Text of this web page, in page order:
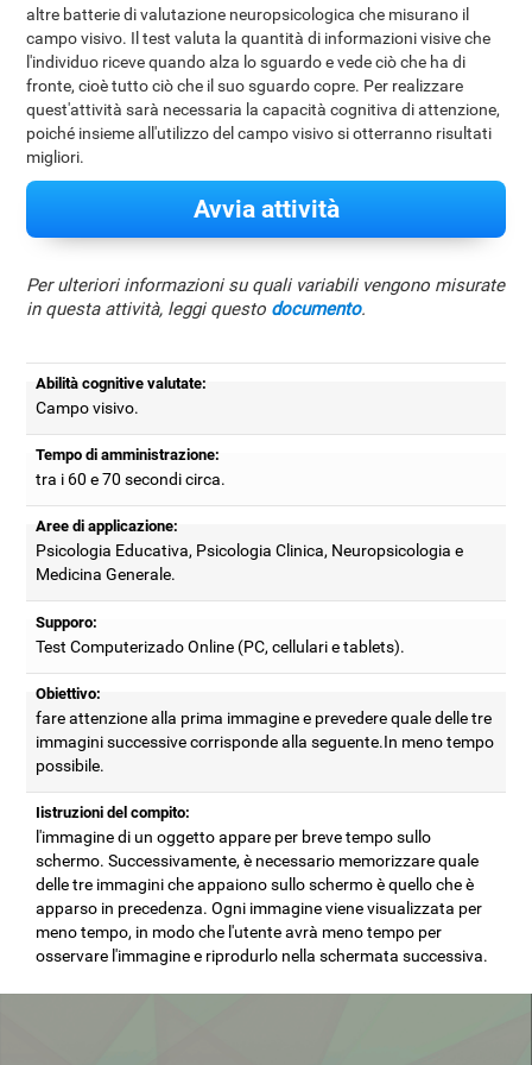
altre batterie di valutazione neuropsicologica che misurano il
campo visivo. Il test valuta la quantità di informazioni visive che
l'individuo riceve quando alza lo sguardo e vede ciò che ha di
fronte, cioè tutto ciò che il suo sguardo copre. Per realizzare
quest'attività sarà necessaria la capacità cognitiva di attenzione,
poiché insieme all'utilizzo del campo visivo si otterranno risultati
migliori.
Avvia attività
Per ulteriori informazioni su quali variabili vengono misurate
in questa attività, leggi questo documento.
Abilità cognitive valutate:
Campo visivo.
Tempo di amministrazione:
tra i 60 e 70 secondi circa.
Aree di applicazione:
Psicologia Educativa, Psicologia Clinica, Neuropsicologia e
Medicina Generale.
Supporo:
Test Computerizado Online (PC, cellulari e tablets).
Obiettivo:
fare attenzione alla prima immagine e prevedere quale delle tre
immagini successive corrisponde alla seguente.In meno tempo
possibile.
Iistruzioni del compito:
l'immagine di un oggetto appare per breve tempo sullo
schermo. Successivamente, è necessario memorizzare quale
delle tre immagini che appaiono sullo schermo è quello che è
apparso in precedenza. Ogni immagine viene visualizzata per
meno tempo, in modo che l'utente avrà meno tempo per
osservare l'immagine e riprodurlo nella schermata successiva.